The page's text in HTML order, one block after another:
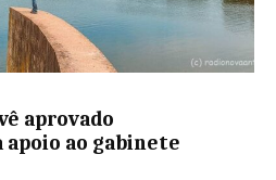
aprovado
ao gabinete